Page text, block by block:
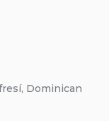
Dominican